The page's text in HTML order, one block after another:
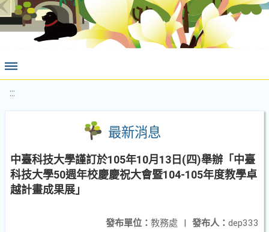
:::
最新消息
中臺科技大學謹訂於105年10月13日(四)舉辦「中臺
科技大學50週年校慶慶祝大會暨104-105年度教學卓
越計畫成果展」
發布人： dep333
發布單位： 教務處 |